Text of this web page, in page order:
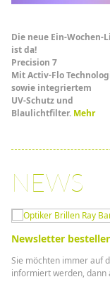
Die neue Ein-Wochen-
ist da!
Precision 7
Mit Activ-Flo
sowie integriertem
UV-Schutz und
Blaulichtfilter. Mehr
NEWS
Newsletter
Sie möchten immer auf
informiert werden, dann